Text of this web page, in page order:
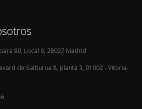
80, Local 6, 28027 Madrid
de Salburua 8, planta 3, 01002 - Vitoria-